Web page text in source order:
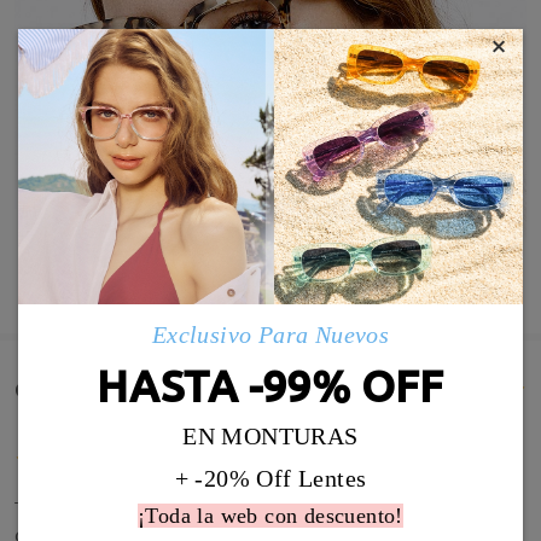
MOSTRAR MÁS
Comentarios de Clientes(428)
Tened en cuenta que es una gafa bastante más
grande de lo que parece, la cambié por otra más
×
Exclusivo Para Nuevos
HASTA -99% OFF
EN MONTURAS
+ -20% Off Lentes
¡Toda la web con descuento!